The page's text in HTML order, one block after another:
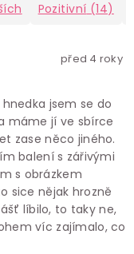
Pozitivní (14)
před 4 roky
jsem se do
máme jí ve sbírce
zase něco jiného.
balení s zářivými
s obrázkem
sice nějak hrozně
líbilo, to taky ne,
víc zajímalo, co